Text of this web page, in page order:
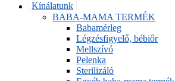
Kínálatunk
BABA-MAMA TERMÉK
Babamérleg
Légzésfigyelő, bébiőr
Mellszívó
Pelenka
Sterilizáló